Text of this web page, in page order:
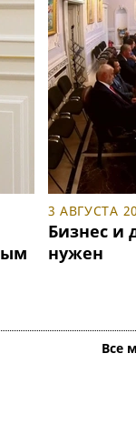
3 АВГУСТА
Бизнес и
нужен
Все